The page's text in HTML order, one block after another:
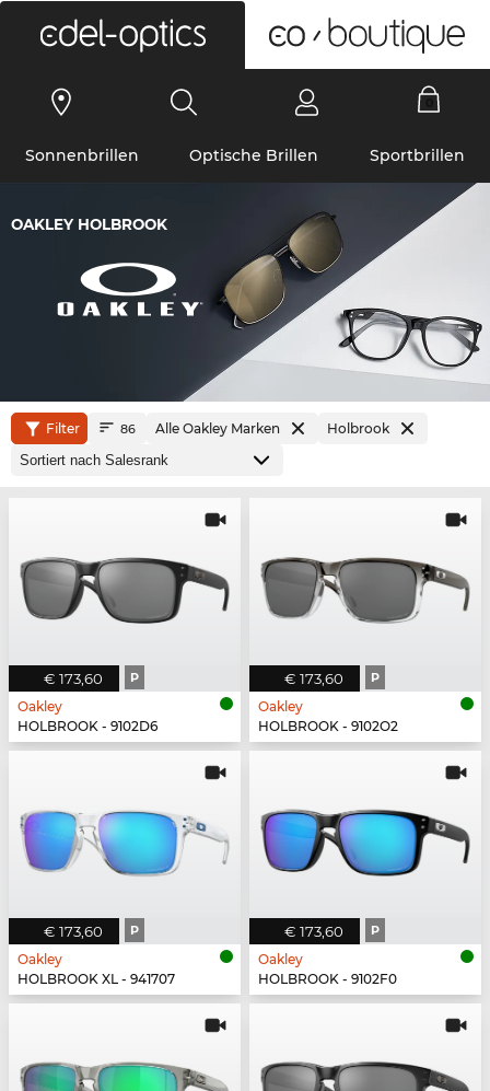
Sonnenbrillen Optische Brillen Sportbrillen
OAKLEY HOLBROOK
Filter 86 Alle Oakley Marken Holbrook
€ 173,60 P
Oakley
HOLBROOK - 9102D6
€ 173,60 P
Oakley
HOLBROOK - 9102O2
€ 173,60 P
Oakley
HOLBROOK XL - 941707
€ 173,60 P
Oakley
HOLBROOK - 9102F0